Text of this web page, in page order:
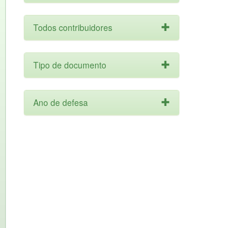
Todos contribuidores
Tipo de documento
Ano de defesa